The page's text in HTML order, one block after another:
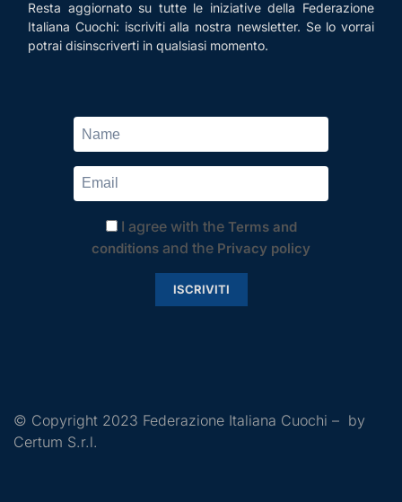
Resta aggiornato su tutte le iniziative della Federazione
Italiana Cuochi: iscriviti alla nostra newsletter. Se lo vorrai
potrai disinscriverti in qualsiasi momento.
I agree with the Terms and
conditions and the Privacy policy
ISCRIVITI
© Copyright 2023 Federazione Italiana Cuochi – by
Certum S.r.l.